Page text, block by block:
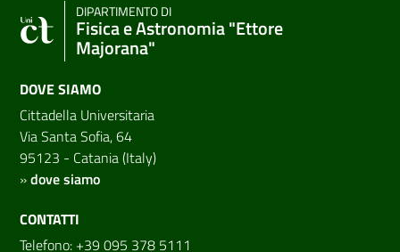
DIPARTIMENTO DI
Fisica e Astronomia "Ettore
Majorana"
DOVE SIAMO
Cittadella Universitaria
Via Santa Sofia, 64
95123 - Catania (Italy)
»dove siamo
CONTATTI
Telefono: +39 095 378 5111